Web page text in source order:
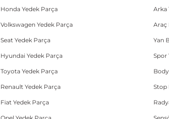
Honda Yedek Parça
Volkswagen Yedek Parça
Seat Yedek Parça
Hyundai Yedek Parça
Toyota Yedek Parça
Renault Yedek Parça
Fiat Yedek Parça
Arka
Araç
Yan
Spor
Stop